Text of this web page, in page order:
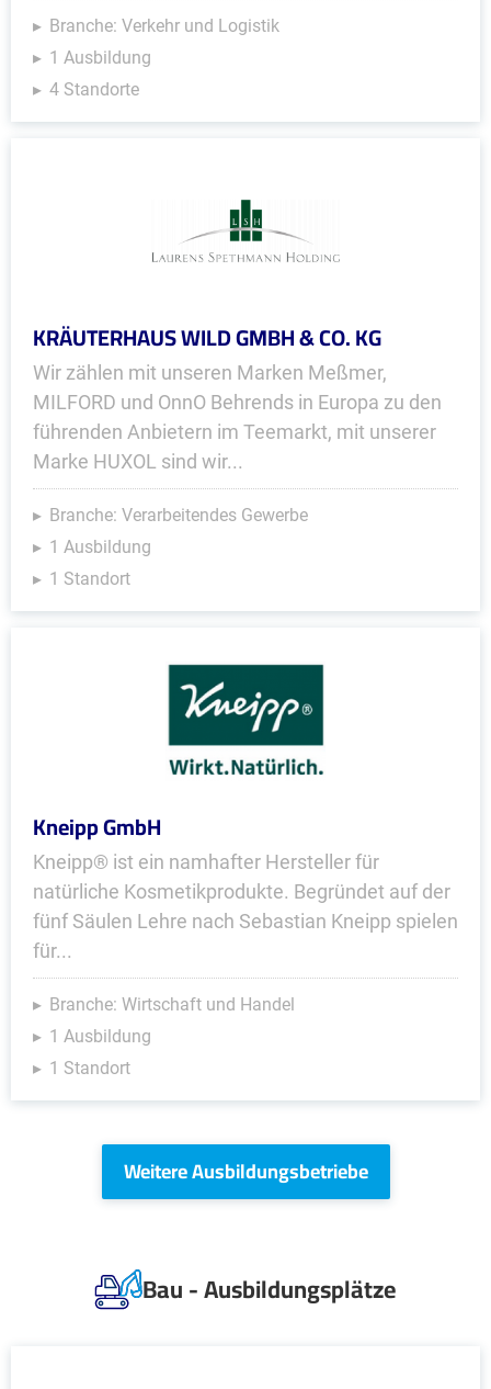
Branche: Verkehr und Logistik
1 Ausbildung
4 Standorte
KRÄUTERHAUS WILD GMBH & CO. KG
Wir zählen mit unseren Marken Meßmer,
MILFORD und OnnO Behrends in Europa zu den
führenden Anbietern im Teemarkt, mit unserer
Marke HUXOL sind wir...
Branche: Verarbeitendes Gewerbe
1 Ausbildung
1 Standort
Kneipp GmbH
Kneipp® ist ein namhafter Hersteller für
natürliche Kosmetikprodukte. Begründet auf der
fünf Säulen Lehre nach Sebastian Kneipp spielen
für...
Branche: Wirtschaft und Handel
1 Ausbildung
1 Standort
Weitere Ausbildungsbetriebe
Bau - Ausbildungsplätze